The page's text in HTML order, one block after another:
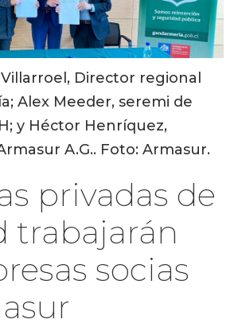
Director regional
Alex Meeder, seremi de
y Héctor Henríquez,
A.G.. Foto: Armasur.
privadas de
trabajarán
socias